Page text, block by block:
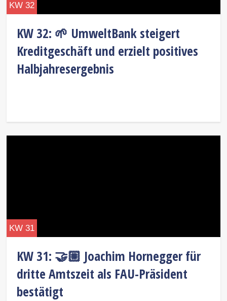
KW 32: 🌱 UmweltBank steigert
Kreditgeschäft und erzielt positives
Halbjahresergebnis
KW 32
KW 31: 🤝🏼 Joachim Hornegger für
dritte Amtszeit als FAU-Präsident
bestätigt
KW 31